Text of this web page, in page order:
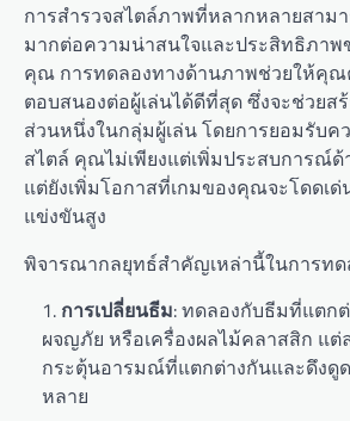
การสำรวจสไตล์ภาพที่หลากหลายสาม
มากต่อความน่าสนใจและประสิทธิภาพ
คุณ การทดลองทางด้านภาพช่วยให้คุ
ตอบสนองต่อผู้เล่นได้ดีที่สุด ซึ่งจะช่วยส
ส่วนหนึ่งในกลุ่มผู้เล่น โดยการยอมรับ
สไตล์ คุณไม่เพียงแต่เพิ่มประสบการณ์
แต่ยังเพิ่มโอกาสที่เกมของคุณจะโดดเ
แข่งขันสูง
พิจารณากลยุทธ์สำคัญเหล่านี้ในการทด
การเปลี่ยนธีม: ทดลองกับธีมที่แตก
ผจญภัย หรือเครื่องผลไม้คลาสสิก แต่
กระตุ้นอารมณ์ที่แตกต่างกันและดึงดู
หลาย